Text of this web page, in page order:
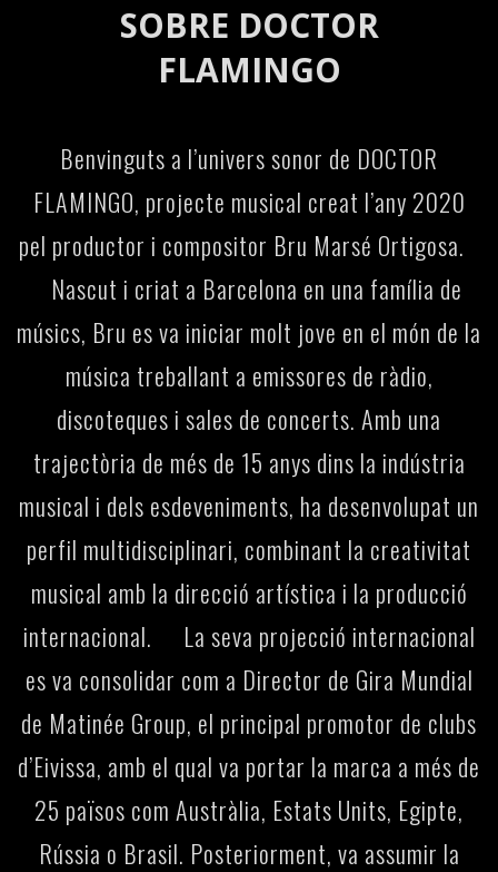
SOBRE DOCTOR
FLAMINGO
Benvinguts a l’univers sonor de DOCTOR
FLAMINGO, projecte musical creat l’any 2020
pel productor i compositor Bru Marsé Ortigosa.
Nascut i criat a Barcelona en una família de
músics, Bru es va iniciar molt jove en el món de la
música treballant a emissores de ràdio,
discoteques i sales de concerts. Amb una
trajectòria de més de 15 anys dins la indústria
musical i dels esdeveniments, ha desenvolupat un
perfil multidisciplinari, combinant la creativitat
musical amb la direcció artística i la producció
internacional. La seva projecció internacional
es va consolidar com a Director de Gira Mundial
de Matinée Group, el principal promotor de clubs
d’Eivissa, amb el qual va portar la marca a més de
25 països com Austràlia, Estats Units, Egipte,
Rússia o Brasil. Posteriorment, va assumir la